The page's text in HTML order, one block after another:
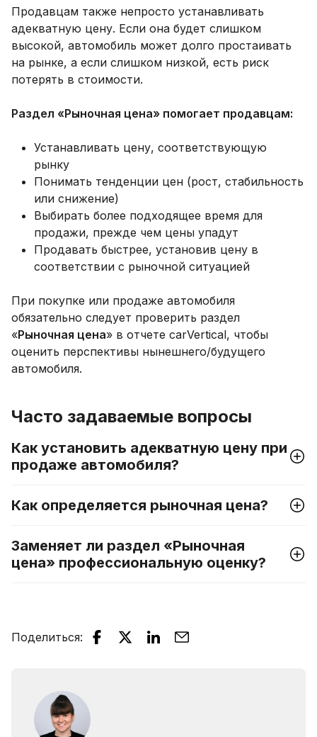
Продавцам также непросто устанавливать
адекватную цену. Если она будет слишком
высокой, автомобиль может долго простаивать
на рынке, а если слишком низкой, есть риск
потерять в стоимости.
Раздел «Рыночная цена» помогает продавцам:
Устанавливать цену, соответствующую
рынку
Понимать тенденции цен (рост, стабильность
или снижение)
Выбирать более подходящее время для
продажи, прежде чем цены упадут
Продавать быстрее, установив цену в
соответствии с рыночной ситуацией
При покупке или продаже автомобиля
обязательно следует проверить раздел
«Рыночная цена» в отчете carVertical, чтобы
оценить перспективы нынешнего/будущего
автомобиля.
Часто задаваемые вопросы
Как установить адекватную цену при
продаже автомобиля?
Как определяется рыночная цена?
Заменяет ли раздел «Рыночная
цена» профессиональную оценку?
Поделиться: